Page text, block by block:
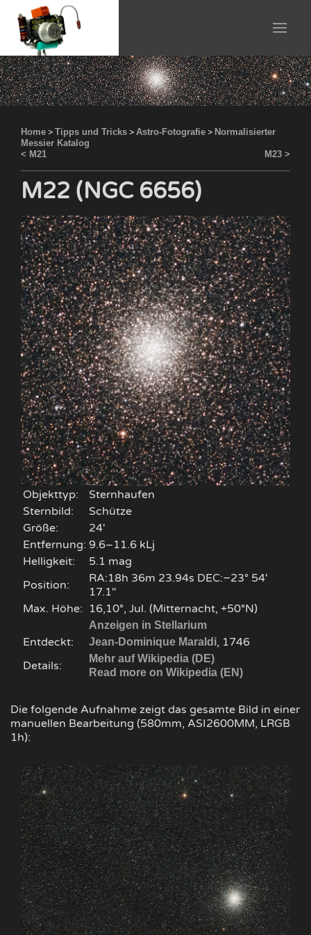
Home > Tipps und Tricks > Astro-Fotografie > Normalisierter
Messier Katalog
< M21
M23 >
M22 (NGC 6656)
Objekttyp:
Sternhaufen
Sternbild:
Schütze
Größe:
24'
Entfernung: 9.6–11.6 kLj
Helligkeit:
5.1 mag
Position:
RA:18h 36m 23.94s DEC:−23° 54′
17.1″
Max. Höhe: 16,10°, Jul. (Mitternacht, +50°N)
Anzeigen in Stellarium
Entdeckt: Jean-Dominique Maraldi, 1746
Details:
Mehr auf Wikipedia (DE)
Read more on Wikipedia (EN)
Die folgende Aufnahme zeigt das gesamte Bild in einer
manuellen Bearbeitung (580mm, ASI2600MM, LRGB
1h):